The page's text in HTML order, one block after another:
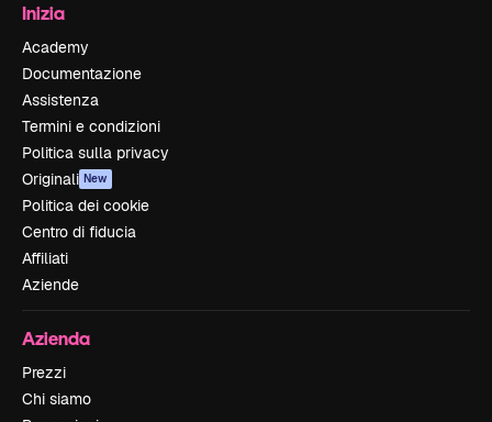
Inizia
Academy
Documentazione
Assistenza
Termini e condizioni
Politica sulla privacy
Originali New
Politica dei cookie
Centro di fiducia
Affiliati
Aziende
Azienda
Prezzi
Chi siamo